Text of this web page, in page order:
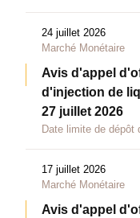
24 juillet 2026
Marché Monétaire
Avis d'appel
d'injection de
27 juillet 2026
Date limite de dépôt
17 juillet 2026
Marché Monétaire
Avis d'appel